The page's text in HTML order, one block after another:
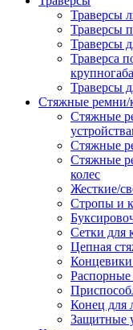
Траверсы
Траверсы
Траверсы
Траверса
Траверсы
Стяжные ремни/
Стяжные
Стяжные
Стяжные
колес
Жесткие/
Стропы и
Сетки для
Цепная
Конец для
Защитные